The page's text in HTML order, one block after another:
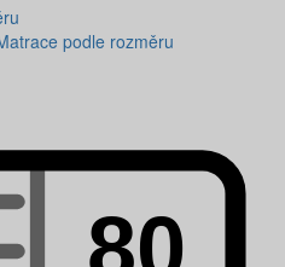
podle rozměru